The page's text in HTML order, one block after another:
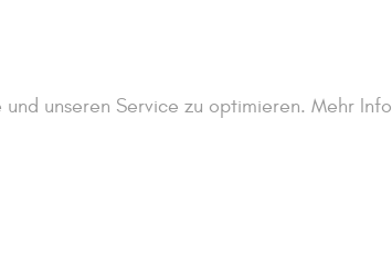
unseren Service zu optimieren. Mehr